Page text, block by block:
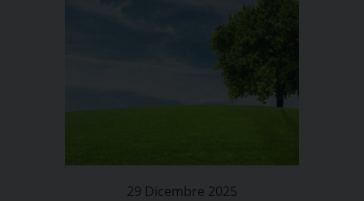
29 Dicembre 2025